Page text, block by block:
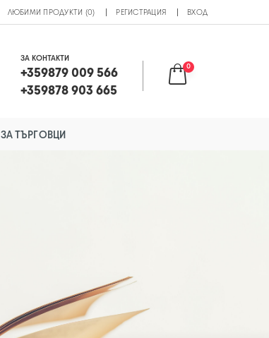
ЛЮБИМИ ПРОДУКТИ (0) РЕГИСТРАЦИЯ ВХОД
ЗА КОНТАКТИ
+359879 009 566
+359878 903 665
0
ЗА ТЪРГОВЦИ